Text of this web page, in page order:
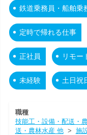
鉄道乗務員・船舶乗
定時で帰れる仕事
正社員 リモー
未経験 土日祝
職種
技能工・設備・配送・
送・農林水産 他> 施